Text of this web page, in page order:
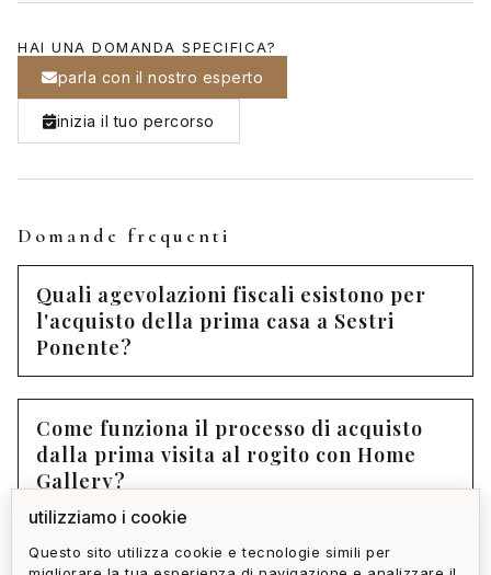
HAI UNA DOMANDA SPECIFICA?
parla con il nostro esperto
inizia il tuo percorso
Domande frequenti
Quali agevolazioni fiscali esistono per
l'acquisto della prima casa a Sestri
Ponente?
Come funziona il processo di acquisto
dalla prima visita al rogito con Home
Gallery?
Come si verifica che un immobile a
utilizziamo i cookie
Questo sito utilizza cookie e tecnologie simili per